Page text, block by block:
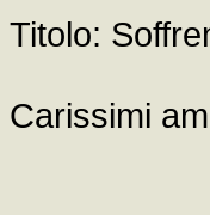
Titolo:
Carissimi